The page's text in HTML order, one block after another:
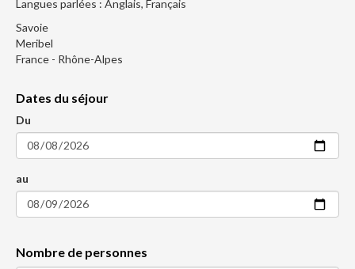
Langues parlées : Anglais, Français
Savoie
Meribel
France - Rhône-Alpes
Dates du séjour
Du
au
Nombre de personnes